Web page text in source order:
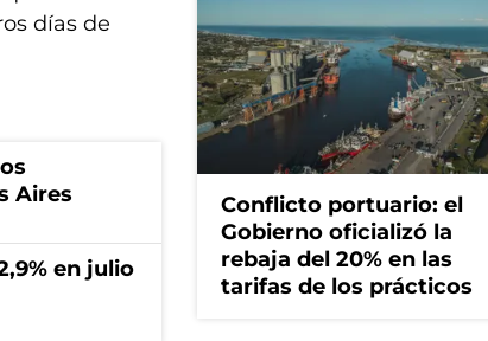
días de
Aires
en julio
Conflicto portuario: el
Gobierno oficializó la
rebaja del 20% en las
tarifas de los prácticos